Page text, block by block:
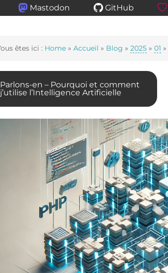
Mastodon GitHub
êtes ici : Home » Accueil » Blog » 2025 » 01 »
Parlons-en – Pourquoi et comment
j’utilise l’Intelligence Artificielle